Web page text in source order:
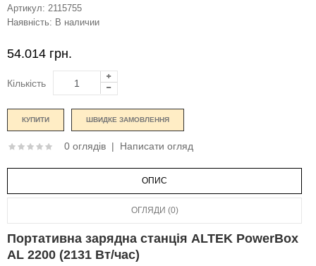
Артикул: 2115755
Наявність: В наличии
54.014 грн.
Кількість
ШВИДКЕ ЗАМОВЛЕННЯ
0 оглядів | Написати огляд
ОПИС
ОГЛЯДИ (0)
Портативна зарядна станція ALTEK PowerBox
AL 2200 (2131 Вт/час)